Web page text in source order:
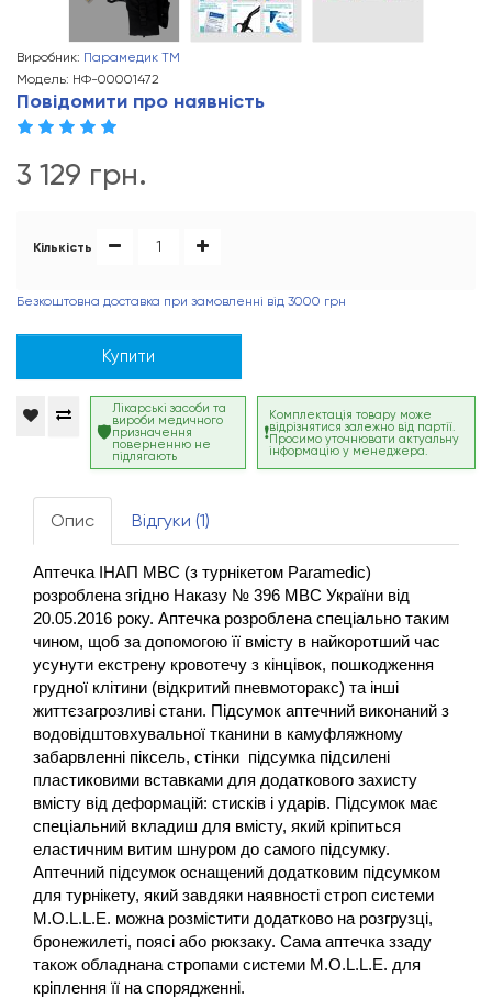
Виробник: Парамедик ТМ
Модель: НФ-00001472
Повідомити про наявність
3 129 грн.
Кількість
Безкоштовна доставка при замовленні від 3000 грн
Купити
Лікарські засоби та
вироби медичного
призначення
поверненню не
підлягають
Комплектація товару може
відрізнятися залежно від партії.
Просимо уточнювати актуальну
інформацію у менеджера.
Опис Відгуки (1)
Аптечка ІНАП МВС (з турнікетом Paramedic)
розроблена згідно Наказу № 396 МВС України від
20.05.2016 року. Аптечка розроблена спеціально таким
чином, щоб за допомогою її вмісту в найкоротший час
усунути екстрену кровотечу з кінцівок, пошкодження
грудної клітини (відкритий пневмоторакс) та інші
життєзагрозливі стани. Підсумок аптечний виконаний з
водовідштовхувальної тканини в камуфляжному
забарвленні піксель, стінки  підсумка підсилені
пластиковими вставками для додаткового захисту
вмісту від деформацій: стисків і ударів. Підсумок має
спеціальний вкладиш для вмісту, який кріпиться
еластичним витим шнуром до самого підсумку.
Аптечний підсумок оснащений додатковим підсумком
для турнікету, який завдяки наявності строп системи
M.O.L.L.E. можна розмістити додатково на розгрузці,
бронежилеті, поясі або рюкзаку. Сама аптечка ззаду
також обладнана стропами системи M.O.L.L.E. для
кріплення її на спорядженні.